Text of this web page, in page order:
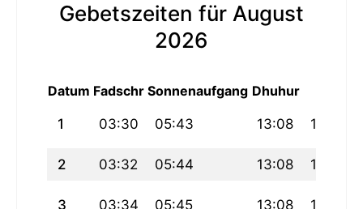
Gebetszeiten für August
2026
Datum Fadschr Sonnenaufgang Dhuhur
1 03:30 05:43 13:08 17:12
2 03:32 05:44 13:08 17:11
3 03:34 05:45 13:08 17:10